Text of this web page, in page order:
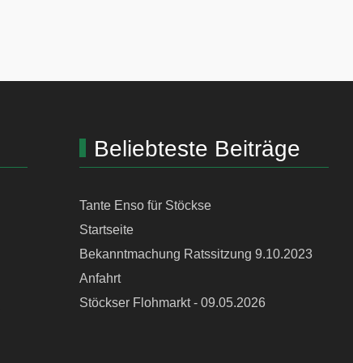
Beliebteste Beiträge
Tante Enso für Stöckse
Startseite
Bekanntmachung Ratssitzung 9.10.2023
Anfahrt
Stöckser Flohmarkt - 09.05.2026